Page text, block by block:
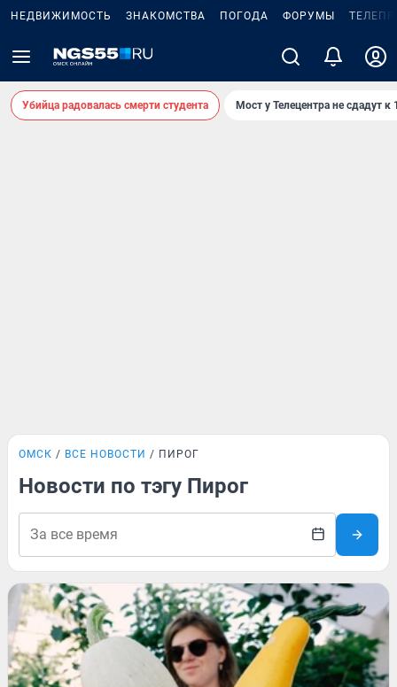
НЕДВИЖИМОСТЬ ЗНАКОМСТВА ПОГОДА ФОРУМЫ
Убийца радовалась смерти студента Мост у Телецентра не сдадут к
ОМСК ВСЕ НОВОСТИ ПИРОГ
Новости по тэгу Пирог